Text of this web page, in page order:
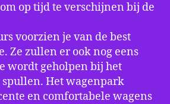
op tijd te verschijnen bij de
voorzien je van de best
Ze zullen er ook nog eens
wordt geholpen bij het
Het wagenpark
en comfortabele wagens